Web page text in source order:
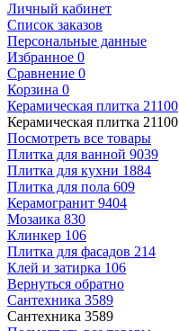
Личный кабинет
Список заказов
Персональные данные
Избранное 0
Сравнение 0
Корзина 0
Керамическая плитка 21100
Керамическая плитка 21100
Посмотреть все товары
Плитка для ванной 9039
Плитка для кухни 1884
Плитка для пола 609
Керамогранит 9404
Мозаика 830
Клинкер 106
Плитка для фасадов 214
Клей и затирка 106
Вернуться обратно
Сантехника 3589
Сантехника 3589